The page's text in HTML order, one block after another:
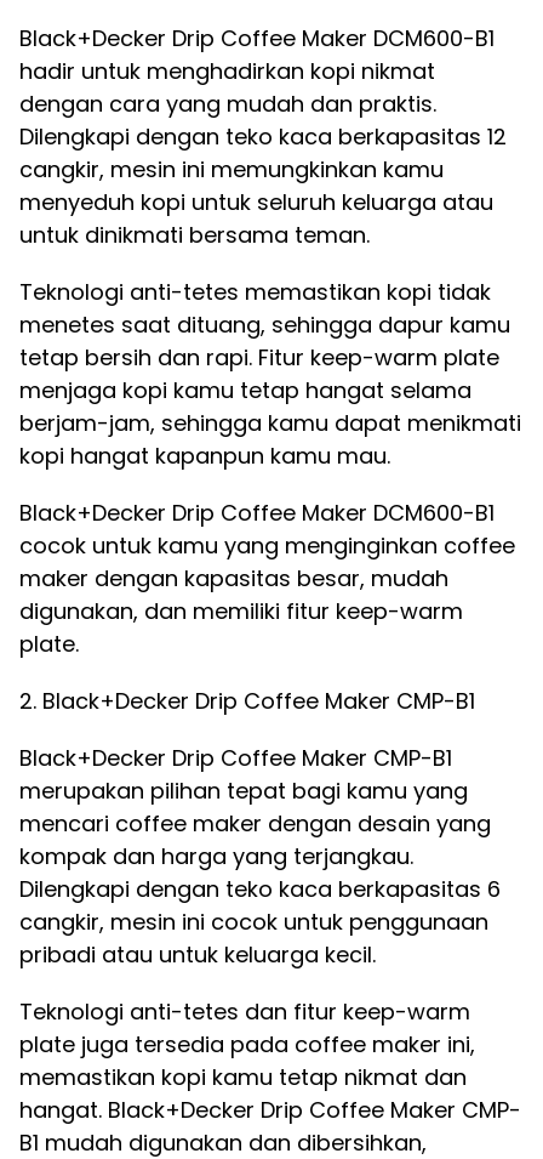
Black+Decker Drip Coffee Maker DCM600-B1
hadir untuk menghadirkan kopi nikmat
dengan cara yang mudah dan praktis.
Dilengkapi dengan teko kaca berkapasitas 12
cangkir, mesin ini memungkinkan kamu
menyeduh kopi untuk seluruh keluarga atau
untuk dinikmati bersama teman.
Teknologi anti-tetes memastikan kopi tidak
menetes saat dituang, sehingga dapur kamu
tetap bersih dan rapi. Fitur keep-warm plate
menjaga kopi kamu tetap hangat selama
berjam-jam, sehingga kamu dapat menikmati
kopi hangat kapanpun kamu mau.
Black+Decker Drip Coffee Maker DCM600-B1
cocok untuk kamu yang menginginkan coffee
maker dengan kapasitas besar, mudah
digunakan, dan memiliki fitur keep-warm
plate.
2. Black+Decker Drip Coffee Maker CMP-B1
Black+Decker Drip Coffee Maker CMP-B1
merupakan pilihan tepat bagi kamu yang
mencari coffee maker dengan desain yang
kompak dan harga yang terjangkau.
Dilengkapi dengan teko kaca berkapasitas 6
cangkir, mesin ini cocok untuk penggunaan
pribadi atau untuk keluarga kecil.
Teknologi anti-tetes dan fitur keep-warm
plate juga tersedia pada coffee maker ini,
memastikan kopi kamu tetap nikmat dan
hangat. Black+Decker Drip Coffee Maker CMP-
B1 mudah digunakan dan dibersihkan,